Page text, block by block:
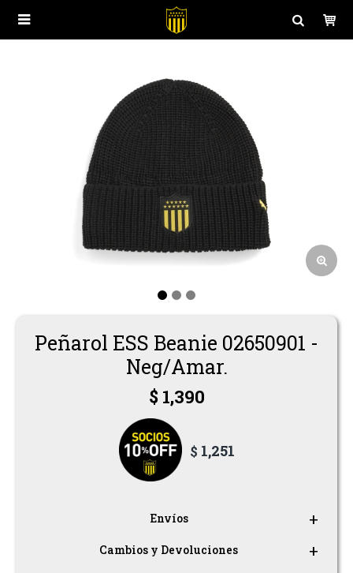

Peñarol ESS Beanie 02650901 -
Neg/Amar.
$ 1,390
$ 1,251
Envíos
Cambios y Devoluciones
Polos
Buzos y Canguros